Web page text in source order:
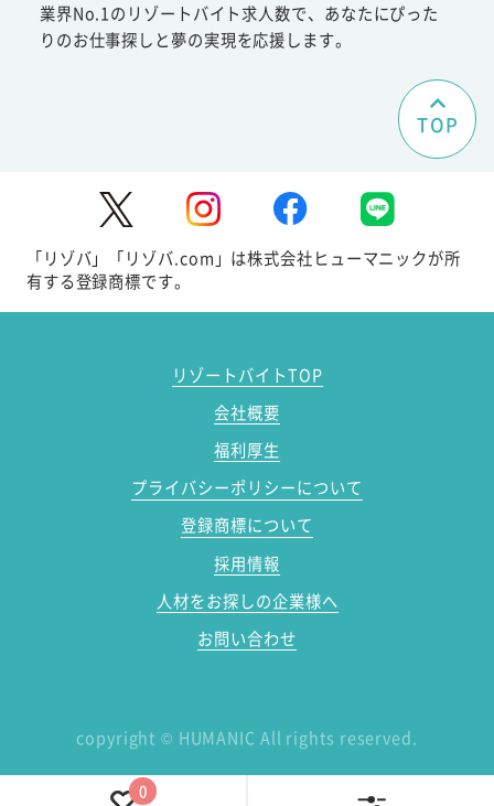
業界No.1のリゾートバイト求人数で、あなたにぴった
りのお仕事探しと夢の実現を応援します。
TOP
「リゾバ」「リゾバ.com」は株式会社ヒューマニックが所
有する登録商標です。
リゾートバイトTOP
会社概要
福利厚生
プライバシーポリシーについて
登録商標について
採用情報
人材をお探しの企業様へ
お問い合わせ
copyright © HUMANIC All rights reserved.
0